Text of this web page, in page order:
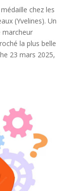
chez les
(Yvelines). Un
marcheur
la plus belle
23 mars 2025,